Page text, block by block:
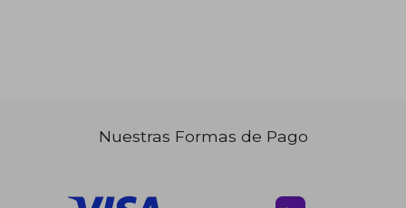
$ 23.53
Nuestras Formas de Pago